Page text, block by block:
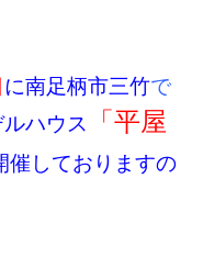
に南足柄市三竹で
ハウス
「平屋
催しておりますの